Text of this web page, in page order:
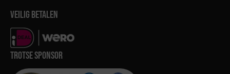
VEILIG BETALEN
TROTSE SPONSOR